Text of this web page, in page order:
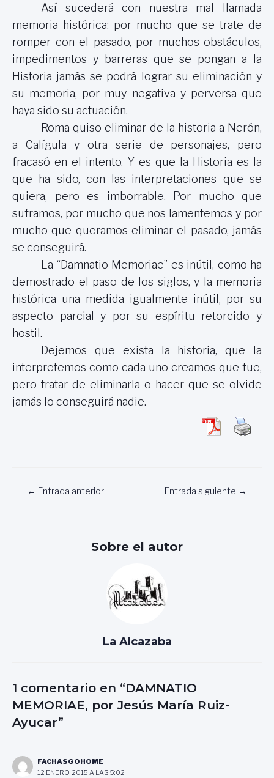
Así sucederá con nuestra mal llamada
memoria histórica: por mucho que se trate de
romper con el pasado, por muchos obstáculos,
impedimentos y barreras que se pongan a la
Historia jamás se podrá lograr su eliminación y
su memoria, por muy negativa y perversa que
haya sido su actuación.
Roma quiso eliminar de la historia a Nerón,
a Calígula y otra serie de personajes, pero
fracasó en el intento. Y es que la Historia es la
que ha sido, con las interpretaciones que se
quiera, pero es imborrable. Por mucho que
suframos, por mucho que nos lamentemos y por
mucho que queramos eliminar el pasado, jamás
se conseguirá.
La “Damnatio Memoriae” es inútil, como ha
demostrado el paso de los siglos, y la memoria
histórica una medida igualmente inútil, por su
aspecto parcial y por su espíritu retorcido y
hostil.
Dejemos que exista la historia, que la
interpretemos como cada uno creamos que fue,
pero tratar de eliminarla o hacer que se olvide
jamás lo conseguirá nadie.
Navegación
← Entrada anterior Entrada siguiente →
Sobre el autor
La Alcazaba
1 comentario en “DAMNATIO
MEMORIAE, por Jesús María Ruiz-
Ayucar”
FACHASGOHOME
12 ENERO, 2015 A LAS 5:02